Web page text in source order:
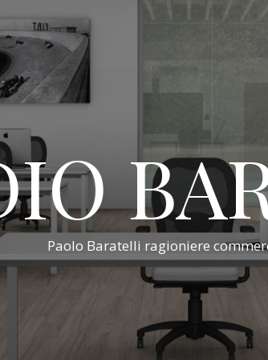
Paolo Baratelli ragioniere